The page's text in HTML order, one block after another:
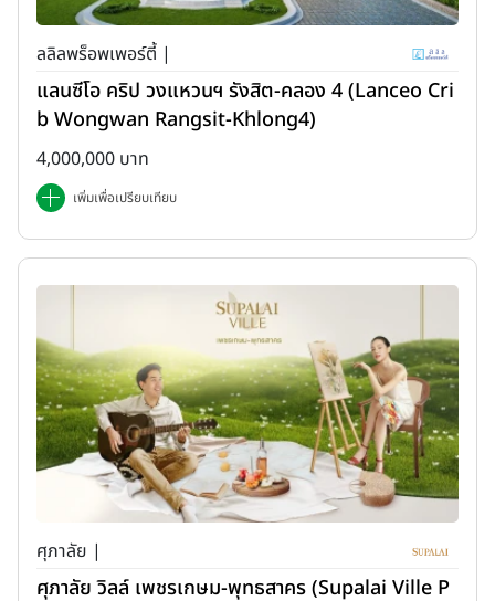
ลลิลพร็อพเพอร์ตี้ |
แลนซีโอ คริป วงแหวนฯ รังสิต-คลอง 4 (Lanceo Cri
b Wongwan Rangsit-Khlong4)
4,000,000 บาท
เพิ่มเพื่อเปรียบเทียบ
ศุภาลัย |
ศุภาลัย วิลล์ เพชรเกษม-พุทธสาคร (Supalai Ville P